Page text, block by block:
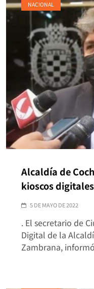
NACIONAL
Alcaldía de
kioscos digitales
5 DE MAYO DE 2022
. El secretario de
Digital de la
Zambrana,